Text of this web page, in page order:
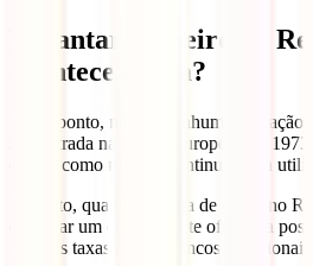
Levantar dinheiro no
acontece agora?
Neste ponto, não há nenhuma alteração
sua entrada na União Europeia em
o euro como moeda, continuando a
Portanto, quando se trata de pagar no
é utilizar um cartão que te ofereça a
grandes taxas que os bancos